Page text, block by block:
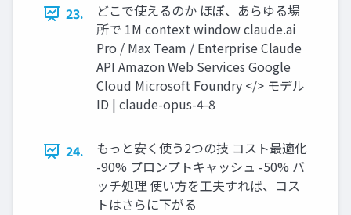
23.
どこで使えるのか ほぼ、あらゆる場
所で 1M context window claude.ai
Pro / Max Team / Enterprise Claude
API Amazon Web Services Google
Cloud Microsoft Foundry </> モデル
ID | claude-opus-4-8
24.
もっと安く使う2つの技 コスト最適化
-90% プロンプトキャッシュ -50% バ
ッチ処理 使い方を工夫すれば、コス
トはさらに下がる